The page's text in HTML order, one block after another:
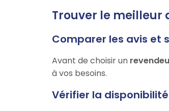
Trouver le meilleur
Comparer les avis et
Avant de choisir un
à vos besoins.
Vérifier la